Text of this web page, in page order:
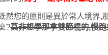
然您的原則是異於常人境界,
?莫非想學那拿雙節棍的,慢